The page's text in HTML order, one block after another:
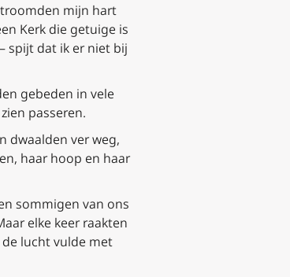
mijn hart
Kerk die getuige is
spijt dat ik er niet bij
gebeden in vele
passeren.
dwaalden ver weg,
haar hoop en haar
sommigen van ons
elke keer raakten
lucht vulde met